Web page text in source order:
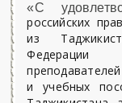
«С
российских
из
Федерации
и учебных